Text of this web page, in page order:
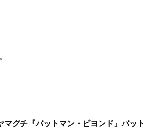
。
マグチ『バットマン・ビヨンド』バッ